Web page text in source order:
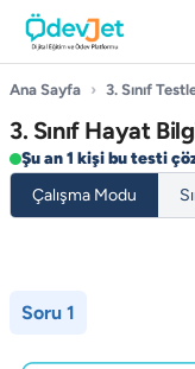
Ana Sayfa › 3. Sınıf
3. Sınıf Hayat
Şu an 1 kişi bu testi
Çalışma Modu
Soru 1